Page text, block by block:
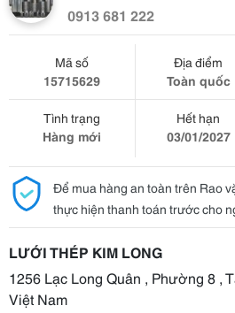
0913 681 222
Mã số
15715629
Địa điểm
Toàn quốc
Tình trạng
Hàng mới
Hết hạn
03/01/2027
Để mua hàng an toàn trên Rao
thực hiện thanh toán trước cho
LƯỚI THÉP KIM LONG
1256 Lạc Long Quân , Phường 8 ,
Việt Nam